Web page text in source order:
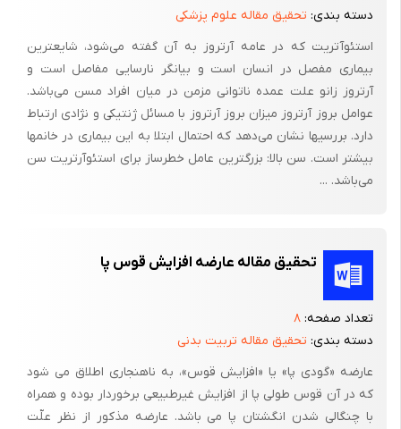
فرونتال قرار می گیرد و حرکات دورسی و پلنتار فلکشن مچ پا در صفحه
ساﮊیتال حول این محور انجام می شود. محور طولی ساق (Y) محوری
عمودی است و حرکت ابداکشن و اداکشن پا در صفحه ترنسورس، حول
این محور اتفاق می افتد. محور طولی پا (Z) محوری افقی است و در
صفحه ساﮊیتال قرار می گیرد. کف پا می تواند حول این محور به سمت
داخل، پایین و خارج بچرخد. مشابه این حرکت پا در دست، حرکات
1-2-1- عضلات دورسی فلکسور مچ پا:
تمامی عضلاتی که در جلوی محور عرضی قرار گرفته اند دورسی
فلکسورهای مچ پا محسوب می شوند، اما این عضلات را می توان بسته
تقسیم نمود:
دو عضله ای که داخل این محور قرار می گیرند، یعنی اکستانسور
دسته بندی: تحقیق مقاله علوم پزشکی
استئوآتریت که در عامه آرتروز به آن گفته می‌شود، شایعترین
بیماری مفصل در انسان است و بیانگر نارسایی مفاصل است و
آرتروز زانو علت عمده ناتوانی مزمن در میان افراد مسن می‌باشد.
عوامل بروز آرتروز میزان بروز آرتروز با مسائل ژنتیکی و نژادی ارتباط
دارد. بررسیها نشان می‌دهد که احتمال ابتلا به این بیماری در خانمها
بیشتر است. سن بالا: بزرگترین عامل خطرساز برای استئوآرتریت سن
می‌باشد. ...
تحقیق مقاله عارضه افزایش قوس پا
تعداد صفحه: ۸
دسته بندی: تحقیق مقاله تربیت بدنی
عارضه «گودی پا» یا «افزایش قوس»، به ناهنجاری اطلاق می شود
که در آن قوس طولی پا از افزایش غیرطبیعی برخوردار بوده و همراه
با چنگالی شدن انگشتان پا می باشد. عارضه مذکور از نظر علّت